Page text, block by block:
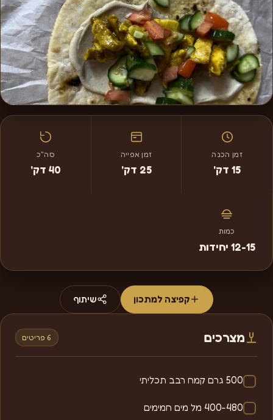
זמן הכנה
15 דק'
זמן אפייה
25 דק'
סה"כ
40 דק'
כמות
12-15 יחידות
קפיצה למתכון שיתוף
מצרכים 6 פריטים
500 גרם קמח רבב תכליתי
400-480 מל מים חמימים